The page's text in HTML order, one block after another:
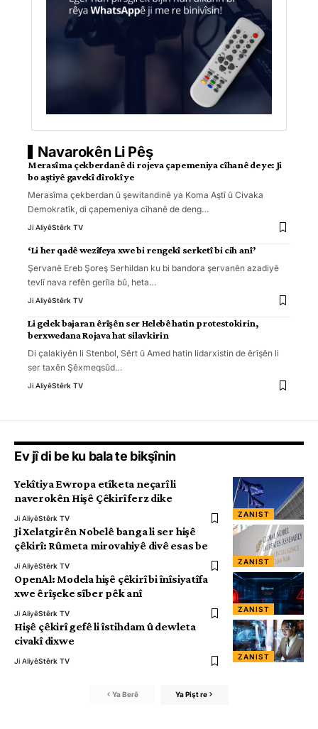
Navarokên Li Pêş
Merasîma çekberdanê di rojeva çapemeniya cîhanê de ye: Ji
bo aştiyê gavekî dîrokî ye
Merasîma çekberdan û şewitandinê ya Koma Aştî û Civaka
Demokratîk, di çapemeniya cîhanê de deng…
Ji AliyêStêrk TV
‘Li her qadê wezîfeya xwe bi rengekî serketî bi cih anî’
Şervanê Ereb Şoreş Serhildan ku bi bandora şervanên azadiyê
tevlî nava refên gerîla bû, heta…
Ji AliyêStêrk TV
Li gelek bajaran êrîşên ser Helebê hatin protestokirin,
berxwedana Rojava hat silavkirin
Di çalakiyên li Stenbol, Sêrt û Amed hatin lidarxistin de êrîşên li
ser taxên Şêxmeqsûd…
Ji AliyêStêrk TV
Ev jî di be ku bala te bikşînin
ZANIST
Yekîtiya Ewropa etîketa neçarî li
naverokên Hişê Çêkirî ferz dike
Ji AliyêStêrk TV
ZANIST
Ji Xelatgirên Nobelê banga li ser hişê
çêkirî: Rûmeta mirovahiyê divê esas be
Ji AliyêStêrk TV
ZANIST
OpenAl: Modela hişê çêkirî bi înîsiyatîfa
xwe êrîşeke sîber pêk anî
Ji AliyêStêrk TV
ZANIST
Hişê çêkirî gefê li îstihdam û dewleta
civakî dixwe
Ji AliyêStêrk TV
Ya Berê Ya Pişt re